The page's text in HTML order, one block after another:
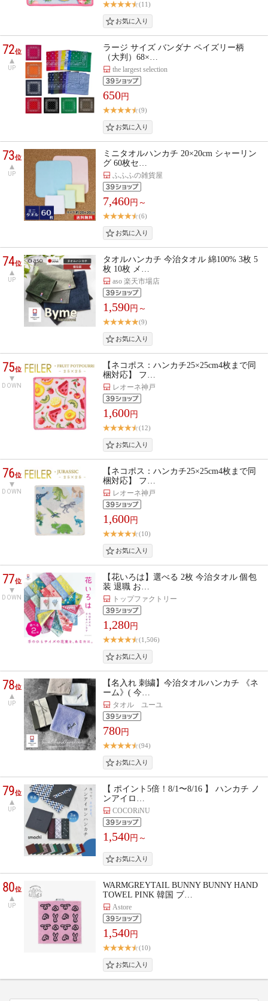
(11)
72位
UP
ラージ サイズ バンダナ ペイズリー柄
（大判）68×…
the largest selection
650円
(9)
73位
UP
ミニタオルハンカチ 20×20cm シャーリン
グ 60枚セ…
ふふふの雑貨屋
7,460円～
(6)
74位
UP
タオルハンカチ 今治タオル 綿100% 3枚 5
枚 10枚 メ…
aso 楽天市場店
1,590円～
(9)
75位
DOWN
【ネコポス：ハンカチ25×25cm4枚まで同
梱対応】 フ…
レオーネ神戸
1,600円
(12)
76位
DOWN
【ネコポス：ハンカチ25×25cm4枚まで同
梱対応】 フ…
レオーネ神戸
1,600円
(10)
77位
DOWN
【花いろは】選べる 2枚 今治タオル 個包
装 退職 お…
トップファクトリー
1,280円
(1,506)
78位
UP
【名入れ 刺繍】今治タオルハンカチ 《ネ
ーム》( 今…
タオル ユーユ
780円
(94)
79位
UP
【 ポイント5倍！8/1〜8/16 】 ハンカチ ノ
ンアイロ…
COCORiNU
1,540円～
80位
UP
WARMGREYTAIL BUNNY BUNNY HAND
TOWEL PINK 韓国 ブ…
Astore
1,540円
(10)